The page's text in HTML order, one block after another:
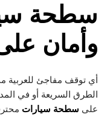
سطحة
وأمان
أي توقف مفاجئ
الطرق السريعة أو في
على سطحة سيارات